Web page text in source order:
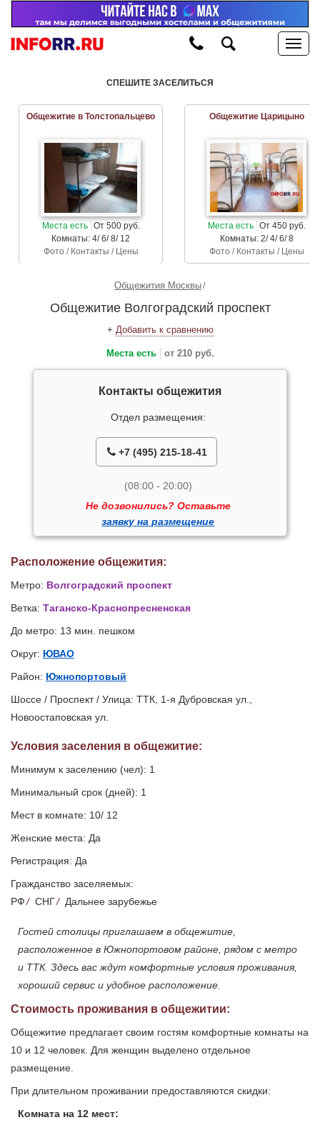
СПЕШИТЕ ЗАСЕЛИТЬСЯ
Общежитие в Толстопальцево
Места есть От 500 руб.
Комнаты: 4/ 6/ 8/ 12
Фото / Контакты / Цены
Общежитие Царицыно
Места есть От 450 руб.
Комнаты: 2/ 4/ 6/ 8
Фото / Контакты / Цены
Общежития Москвы
Общежитие Волгоградский проспект
+ Добавить к сравнению
Места есть от 210 руб.
Контакты общежития
Отдел размещения:
+7 (495) 215-18-41
(08:00 - 20:00)
Не дозвонились? Оставьте
заявку на размещение
Расположение общежития:
Метро: Волгоградский проспект
Ветка: Таганско-Краснопресненская
До метро: 13 мин. пешком
Округ: ЮВАО
Район: Южнопортовый
Шоссе / Проспект / Улица: ТТК, 1-я Дубровская ул.,
Новоостаповская ул.
Условия заселения в общежитие:
Минимум к заселению (чел): 1
Минимальный срок (дней): 1
Мест в комнате: 10/ 12
Женские места: Да
Регистрация: Да
Гражданство заселяемых:
РФ/ СНГ/ Дальнее зарубежье
Гостей столицы приглашаем в общежитие,
расположенное в Южнопортовом районе, рядом с метро
и ТТК. Здесь вас ждут комфортные условия проживания,
хороший сервис и удобное расположение.
Стоимость проживания в общежитии:
Общежитие предлагает своим гостям комфортные комнаты на
10 и 12 человек. Для женщин выделено отдельное
размещение.
При длительном проживании предоставляются скидки:
Комната на 12 мест: